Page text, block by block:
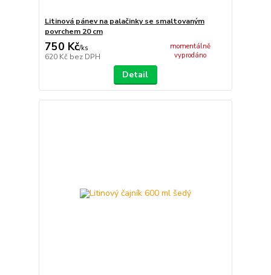
Litinová pánev na palačinky se smaltovaným
povrchem 20 cm
750 Kč/ks
620 Kč bez DPH
momentálně
vyprodáno
Detail